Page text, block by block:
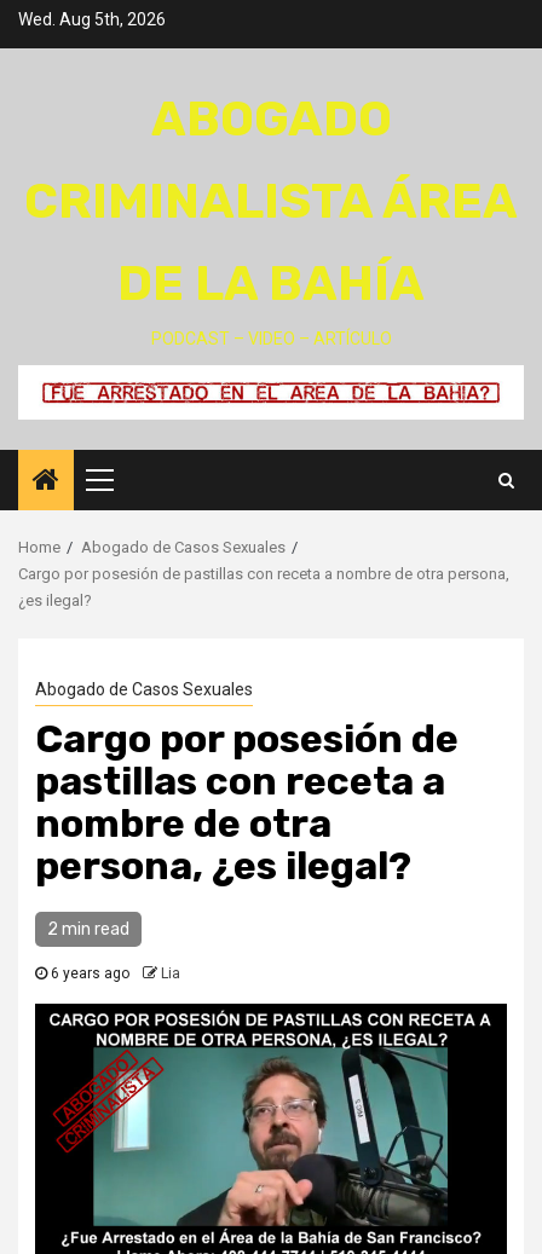
SkipWed. Aug 5th, 2026
ABOGADO
CRIMINALISTA ÁREA
DE LA BAHÍA
PODCAST – VIDEO – ARTÍCULO
Primary
Menu
Home
Abogado de Casos Sexuales
Cargo por posesión de pastillas con receta a nombre de otra persona,
¿es ilegal?
Abogado de Casos Sexuales
Cargo por posesión de
pastillas con receta a
nombre de otra
persona, ¿es ilegal?
2 min read
6 years ago Lia